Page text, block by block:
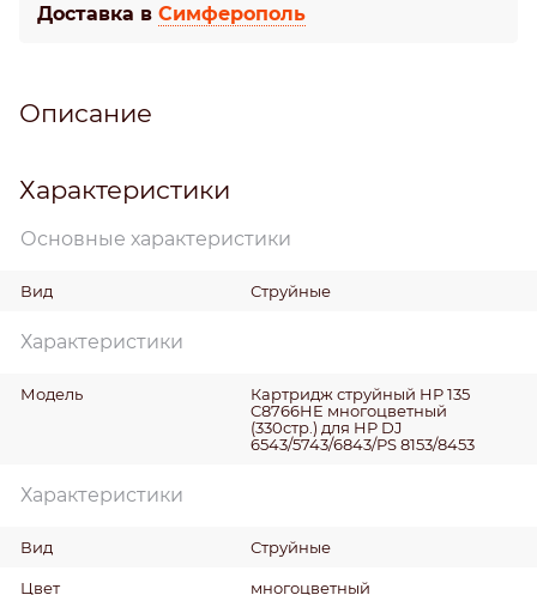
Доставка в Симферополь
Описание
Характеристики
Основные характеристики
Вид Струйные
Характеристики
Модель
Картридж струйный HP 135
C8766HE многоцветный
(330стр.) для HP DJ
6543/5743/6843/PS 8153/8453
Характеристики
Вид Струйные
Цвет многоцветный